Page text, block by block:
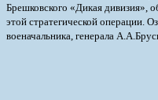
Брешковского «Дикая дивизия»,
этой стратегической операции.
военачальника, генерала